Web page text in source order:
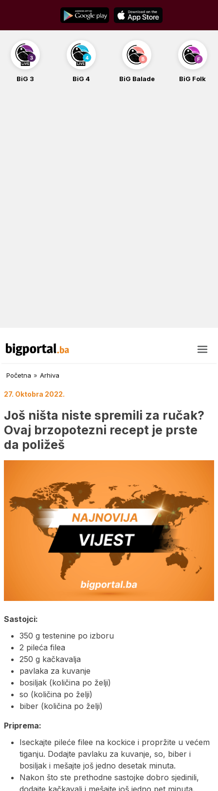
content
BiG 3 BiG 4 BiG Balade BiG Folk
Početna » Arhiva
27. Oktobra 2022.
Još ništa niste spremili za ručak?
Ovaj brzopotezni recept je prste
da poližeš
Sastojci:
350 g testenine po izboru
2 pileća filea
250 g kačkavalja
pavlaka za kuvanje
bosiljak (količina po želji)
so (količina po želji)
biber (količina po želji)
Priprema:
Iseckajte pileće filee na kockice i propržite u većem
tiganju. Dodajte pavlaku za kuvanje, so, biber i
bosiljak i mešajte još jedno desetak minuta.
Nakon što ste prethodne sastojke dobro sjedinili,
dodajte kačkavalj i mešajte još jedno pet minuta.